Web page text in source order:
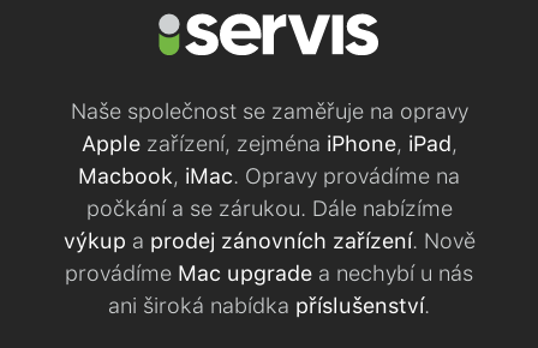
Naše společnost se zaměřuje na opravy
Applezařízení, zejména iPhone, iPad,
Macbook, iMac. Opravy provádíme na
počkání a se zárukou. Dále nabízíme
výkup a prodej zánovních zařízení. Nově
provádíme Mac upgrade a nechybí u nás
ani široká nabídka příslušenství.